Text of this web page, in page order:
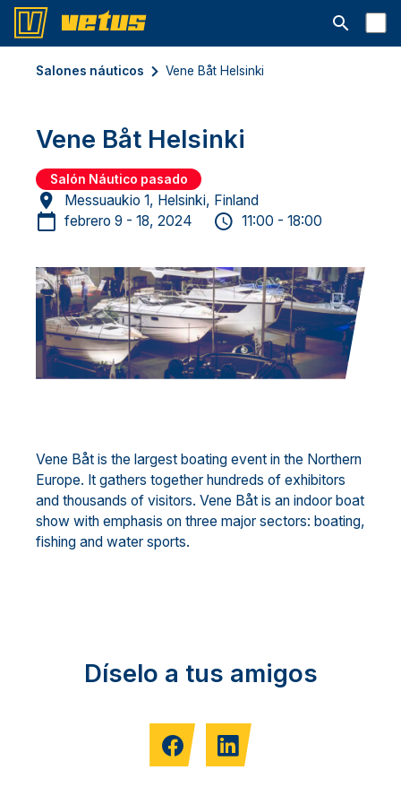
Abrir la
Salones náuticos Vene Båt Helsinki
Vene Båt Helsinki
Salón Náutico pasado
Messuaukio 1, Helsinki, Finland
febrero 9 - 18, 2024
11:00 - 18:00
Vene Båt is the largest boating event in the Northern
Europe. It gathers together hundreds of exhibitors
and thousands of visitors. Vene Båt is an indoor boat
show with emphasis on three major sectors: boating,
fishing and water sports.
Díselo a tus amigos